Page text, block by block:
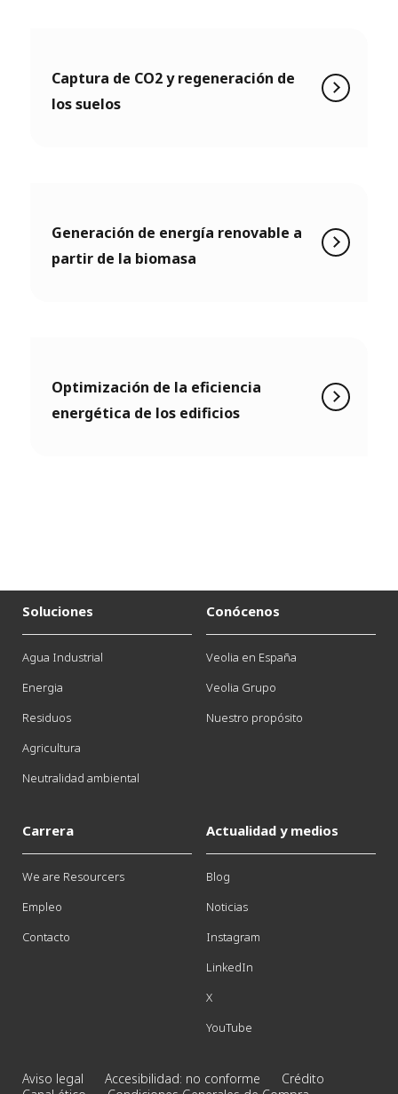
Captura de CO2 y regeneración de
los suelos
Generación de energía renovable a
partir de la biomasa
Optimización de la eficiencia
energética de los edificios
Soluciones
Agua Industrial
Energia
Residuos
Agricultura
Neutralidad ambiental
Conócenos
Veolia en España
Veolia Grupo
Nuestro propósito
Carrera
We are Resourcers
Empleo
Contacto
Actualidad y medios
Blog
Noticias
Instagram
LinkedIn
X
YouTube
Aviso legal Accesibilidad: no conforme
Crédito